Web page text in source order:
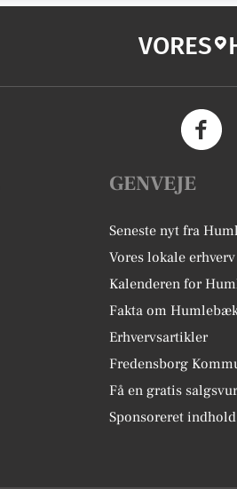
VORES
GENVEJE
Seneste nyt fra
Vores lokale erhverv
Kalenderen for
Fakta om
Erhvervsartikler
Fredensborg
Få en gratis
Sponsoreret indhold